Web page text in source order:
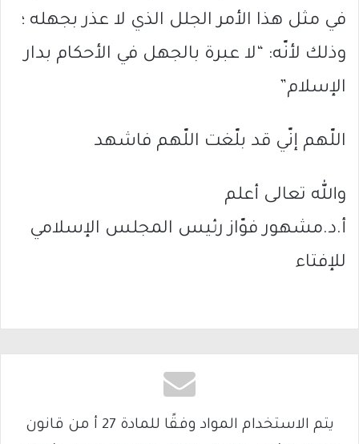
في مثل هذا الأمر الجلل الذي لا عذر بجهله ؛
وذلك لأنّه: “لا عبرة بالجهل في الأحكام بدار
الإسلام”
اللّهم إنّي قد بلّغت اللّهم فاشهد
والله تعالى أعلم
أ.د.مشهور فوّاز رئيس المجلس الإسلامي
للإفتاء
يتم الاستخدام المواد وفقًا للمادة 27 أ من قانون